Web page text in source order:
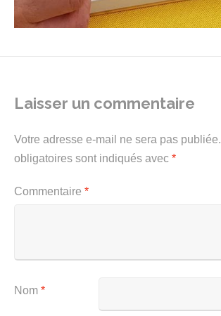
Laisser un commentaire
Votre adresse e-mail ne sera pas publiée.
obligatoires sont indiqués avec *
Commentaire *
Nom *